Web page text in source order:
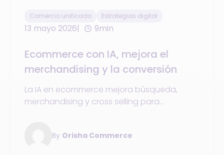
Comercio unificado Estrategias digital
13 mayo 2026 9min
Ecommerce con IA, mejora el
merchandising y la conversión
La IA en ecommerce mejora búsqueda,
merchandising y cross selling para
By Orisha Commerce